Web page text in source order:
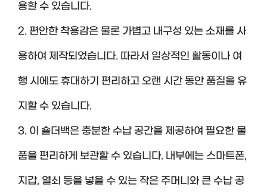
용할 수 있습니다.
2. 편안한 착용감은 물론 가볍고 내구성 있는 소재를 사
용하여 제작되었습니다. 따라서 일상적인 활동이나 여
행 시에도 휴대하기 편리하고 오랜 시간 동안 품질을 유
지할 수 있습니다.
3. 이 숄더백은 충분한 수납 공간을 제공하여 필요한 물
품을 편리하게 보관할 수 있습니다. 내부에는 스마트폰,
지갑, 열쇠 등을 넣을 수 있는 작은 주머니와 큰 수납 공